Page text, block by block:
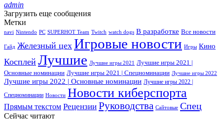
admin
Загрузить еще сообщения
Метки
navi Nintendo PC SUPERHOT Team Twitch watch dogs В разработке Все новости
Гайд Железный цех Игровые новости Игры Кино
Косплей Лучшие Лучшие игры 2021
Лучшие игры 2021 |
Основные номинации Лучшие игры 2021 | Спецноминации Лучшие игры 2022
Лучшие игры 2022 | Основные номинации Лучшие игры 2022 |
Спецноминации Новости Новости киберспорта
Прямым текстом Рецензии Руководства Сайтовые Спец
Сейчас читают